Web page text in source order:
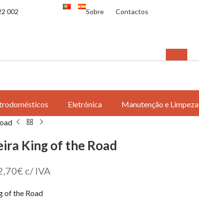
002 Sobre Contactos
Eletrónica Manutenção e Limpeza
King of the Road
€ c/ IVA
of the Road